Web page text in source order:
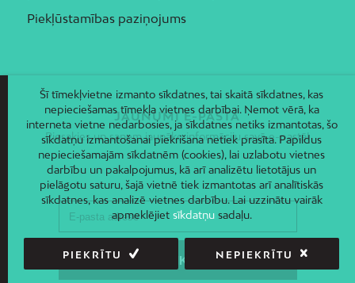
Piekļūstamības paziņojums
JAUNUMI E-PASTĀ
Piesakies un saņem jaunāko informāciju savā e-pastā!
Šī tīmekļvietne izmanto sīkdatnes, tai skaitā sīkdatnes, kas
nepieciešamas tīmekļa vietnes darbībai. Ņemot vērā, ka
interneta vietne nedarbosies, ja sīkdatnes netiks izmantotas, šo
sīkdatņu izmantošanai piekrišana netiek prasīta. Papildus
nepieciešamajām sīkdatnēm (cookies), lai uzlabotu vietnes
darbību un pakalpojumus, kā arī analizētu lietotājus un
pielāgotu saturu, šajā vietnē tiek izmantotas arī analītiskās
sīkdatnes, kas analizē vietnes darbību. Lai uzzinātu vairāk
apmeklējiet sīkdatņusadaļu.
PIEKRĪTU NEPIEKRĪTU